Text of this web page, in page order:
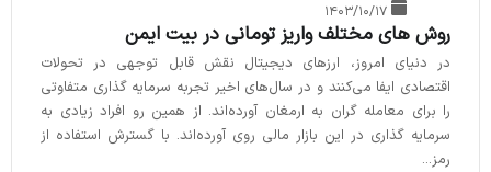
۱۴۰۳/۱۰/۱۷
روش های مختلف واریز تومانی در بیت ایمن
در دنیای امروز، ارزهای دیجیتال نقش قابل توجهی در تحولات
اقتصادی ایفا می‌کنند و در سال‌های اخیر تجربه سرمایه گذاری متفاوتی
را برای معامله گران به ارمغان آورده‌اند. از همین رو افراد زیادی به
سرمایه گذاری در این بازار مالی روی آورده‌اند. با گسترش استفاده از
رمز...